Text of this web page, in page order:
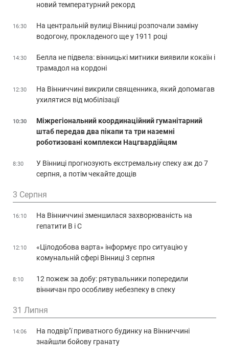
новий температурний рекорд
16:30
На центральній вулиці Вінниці розпочали заміну
водогону, прокладеного ще у 1911 році
14:30
Белла не підвела: вінницькі митники виявили кокаїн і
трамадол на кордоні
12:30
На Вінниччині викрили священника, який допомагав
ухилятися від мобілізації
10:30
Міжрегіональний координаційний гуманітарний
штаб передав два пікапи та три наземні
роботизовані комплекси Нацгвардійцям
8:30
У Вінниці прогнозують екстремальну спеку аж до 7
серпня, а потім чекайте дощів
3 Серпня
16:10
На Вінниччині зменшилася захворюваність на
гепатити В і С
12:10
«Цілодобова варта» інформує про ситуацію у
комунальній сфері Вінниці 3 серпня
8:10
12 пожеж за добу: рятувальники попередили
вінничан про особливу небезпеку в спеку
31 Липня
14:06
На подвір’ї приватного будинку на Вінниччині
знайшли бойову гранату